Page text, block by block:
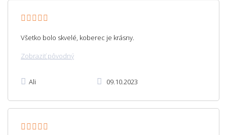
Všetko bolo skvelé, koberec je krásny.
Zobraziť pôvodný
Ali 09.10.2023